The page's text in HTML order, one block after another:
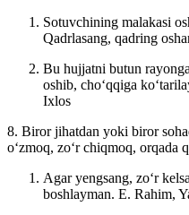
Sotuvchining malakasi
Qadrlasang, qadring
Bu hujjatni butun
oshib, choʻqqiga
Ixlos
8. Biror jihatdan yoki biror
oʻzmoq, zoʻr chiqmoq, orqada
Agar yengsang, zoʻr
boshlayman. E. Rahim,